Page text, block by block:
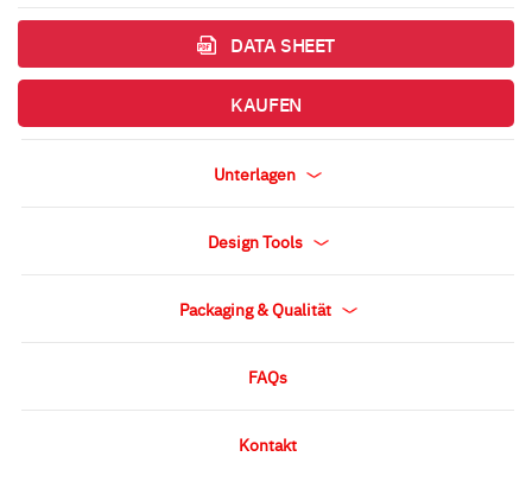
DATA SHEET
KAUFEN
Unterlagen
Design Tools
Packaging & Qualität
FAQs
Kontakt